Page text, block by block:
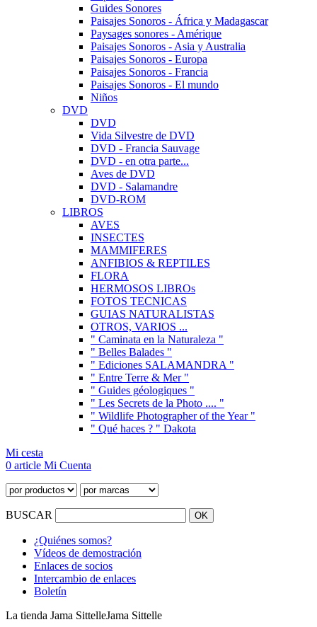
Guides Sonores
Paisajes Sonoros - África y Madagascar
Paysages sonores - Amérique
Paisajes Sonoros - Asia y Australia
Paisajes Sonoros - Europa
Paisajes Sonoros - Francia
Paisajes Sonoros - El mundo
Niños
DVD
DVD
Vida Silvestre de DVD
DVD - Francia Sauvage
DVD - en otra parte...
Aves de DVD
DVD - Salamandre
DVD-ROM
LIBROS
AVES
INSECTES
MAMMIFERES
ANFIBIOS & REPTILES
FLORA
HERMOSOS LIBROs
FOTOS TECNICAS
GUIAS NATURALISTAS
OTROS, VARIOS ...
" Caminata en la Naturaleza "
" Belles Balades "
" Ediciones SALAMANDRA "
" Entre Terre & Mer "
" Guides géologiques "
" Les Secrets de la Photo .... "
" Wildlife Photographer of the Year "
" Qué haces ? " Dakota
Mi cesta
0 article Mi Cuenta
BUSCAR
¿Quiénes somos?
Vídeos de demostración
Enlaces de socios
Intercambio de enlaces
Boletín
La tienda Jama SittelleJama Sittelle